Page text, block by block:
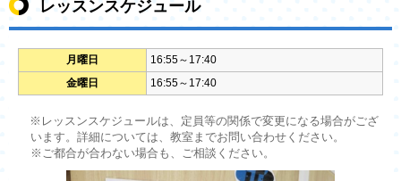
レッスンスケジュール
月曜日
16:55～17:40
金曜日
16:55～17:40
※レッスンスケジュールは、定員等の関係で変更になる場合がござ
います。詳細については、教室までお問い合わせください。
※ご都合が合わない場合も、ご相談ください。